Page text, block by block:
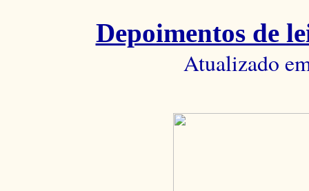
Depoimentos de
Atualizado